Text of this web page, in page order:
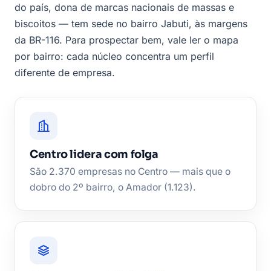
do país, dona de marcas nacionais de massas e
biscoitos — tem sede no bairro Jabuti, às margens
da BR-116. Para prospectar bem, vale ler o mapa
por bairro: cada núcleo concentra um perfil
diferente de empresa.
Centro lidera com folga
São 2.370 empresas no Centro — mais que o
dobro do 2º bairro, o Amador (1.123).